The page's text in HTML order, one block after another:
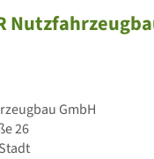
GmbH
26